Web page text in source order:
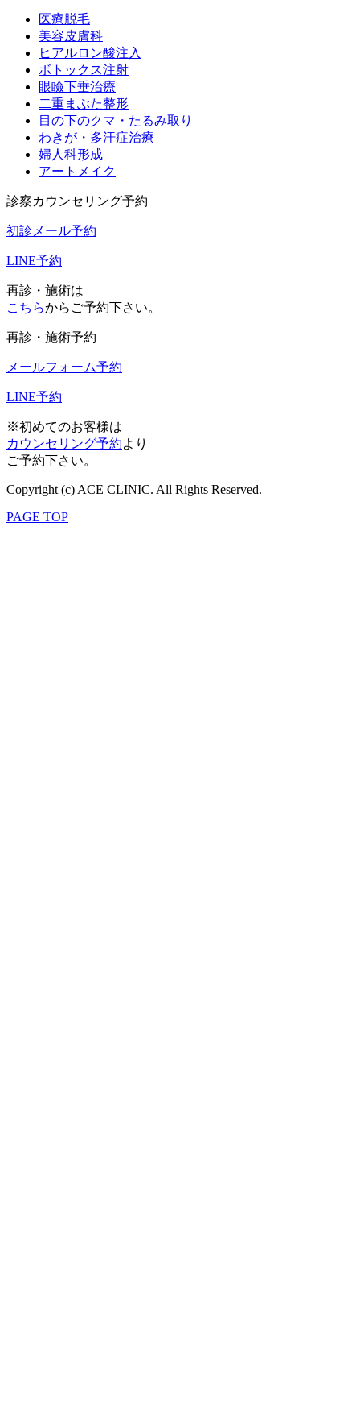
医療脱毛
美容皮膚科
ヒアルロン酸注入
ボトックス注射
眼瞼下垂治療
二重まぶた整形
目の下のクマ・たるみ取り
わきが・多汗症治療
婦人科形成
アートメイク
診察カウンセリング予約
初診メール予約
LINE予約
再診・施術は
こちらからご予約下さい。
再診・施術予約
メールフォーム予約
LINE予約
※初めてのお客様は
カウンセリング予約より
ご予約下さい。
Copyright (c) ACE CLINIC. All Rights Reserved.
PAGE TOP